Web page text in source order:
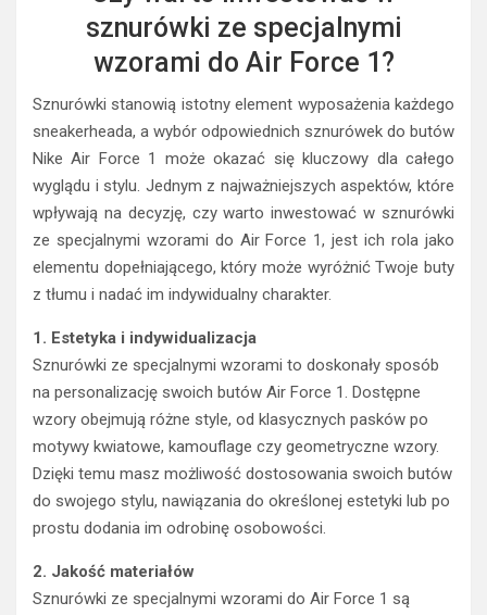
sznurówki ze specjalnymi
wzorami do Air Force 1?
Sznurówki stanowią istotny element wyposażenia każdego
sneakerheada, a wybór odpowiednich sznurówek do butów
Nike Air Force 1 może okazać się kluczowy dla całego
wyglądu i stylu. Jednym z najważniejszych aspektów, które
wpływają na decyzję, czy warto inwestować w sznurówki
ze specjalnymi wzorami do Air Force 1, jest ich rola jako
elementu dopełniającego, który może wyróżnić Twoje buty
z tłumu i nadać im indywidualny charakter.
1. Estetyka i indywidualizacja
Sznurówki ze specjalnymi wzorami to doskonały sposób
na personalizację swoich butów Air Force 1. Dostępne
wzory obejmują różne style, od klasycznych pasków po
motywy kwiatowe, kamouflage czy geometryczne wzory.
Dzięki temu masz możliwość dostosowania swoich butów
do swojego stylu, nawiązania do określonej estetyki lub po
prostu dodania im odrobinę osobowości.
2. Jakość materiałów
Sznurówki ze specjalnymi wzorami do Air Force 1 są